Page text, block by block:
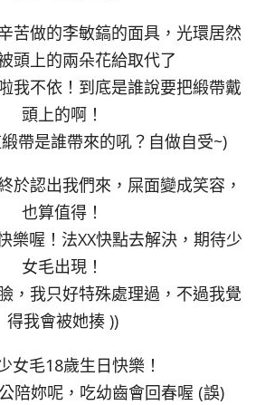
苦做的李敏鎬的面具，光環居然
頭上的兩朵花給取代了
我不依！到底是誰說要把緞帶戴
頭上的啊！
帶是誰帶來的吼？自做自受~)
於認出我們來，屎面變成笑容，
也算值得！
樂喔！法XX快點去解決，期待少
女毛出現！
，我只好特殊處理過，不過我覺
得我會被她揍 ))
女毛18歲生日快樂！
陪妳呢，吃幼齒會回春喔 (誤)